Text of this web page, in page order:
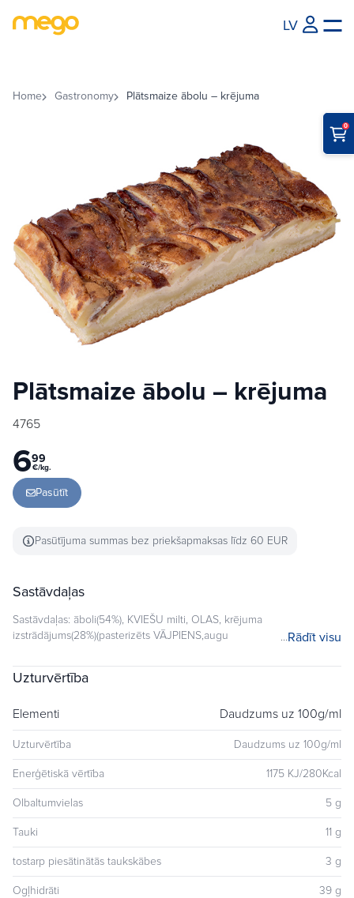
LV
0
Home Gastronomy Plātsmaize ābolu – krējuma
Plātsmaize ābolu – krējuma
4765
699
€/kg.
Pasūtīt
Pasūtījuma summas bez priekšapmaksas līdz 60 EUR
Sastāvdaļas
Sastāvdaļas: āboli(54%), KVIEŠU milti, OLAS, krējuma
izstrādājums(28%)(pasterizēts VĀJPIENS,augu
karotīns),aromatizators,ieraugs), margarīns(augu eļļa un tauki
82%,ūdens,sāls0,5%,emulgators E-322,E471, konservanti E-202, E-
PIENS, rapšu eļļa, kanēlis, vanilīna cukurs, sāls.
Rādīt visu
Uzturvērtība
Elementi Daudzums uz 100g/ml
Uzturvērtība Daudzums uz 100g/ml
Enerģētiskā vērtība 1175 KJ/280Kcal
Olbaltumvielas 5 g
Tauki 11 g
tostarp piesātinātās taukskābes 3 g
Ogļhidrāti 39 g